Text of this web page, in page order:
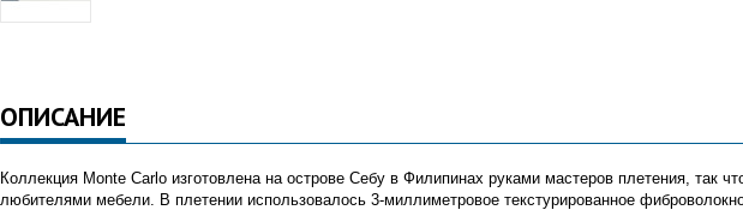
ОПИСАНИЕ
Коллекция Monte Carlo изготовлена на острове Себу в Филипинах руками мастеров плетения, так
любителями мебели. В плетении использовалось 3-миллиметровое текстурированное